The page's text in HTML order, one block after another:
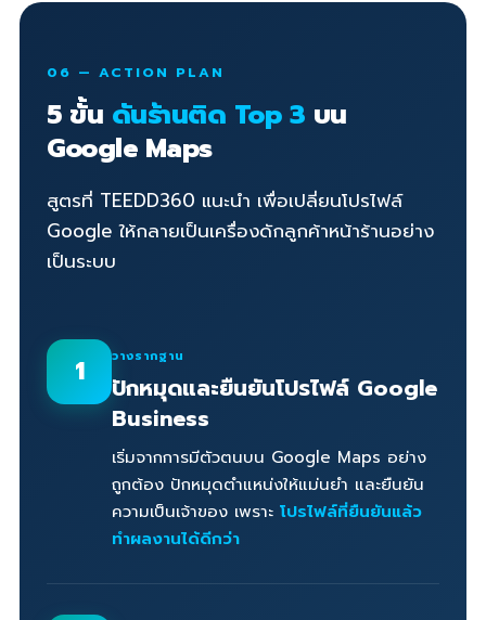
06 — ACTION PLAN
5 ขั้น ดันร้านติด Top 3 บน
Google Maps
สูตรที่ TEEDD360 แนะนำ เพื่อเปลี่ยนโปรไฟล์
Google ให้กลายเป็นเครื่องดักลูกค้าหน้าร้านอย่าง
เป็นระบบ
1 วางรากฐาน
ปักหมุดและยืนยันโปรไฟล์ Google
Business
เริ่มจากการมีตัวตนบน Google Maps อย่าง
ถูกต้อง ปักหมุดตำแหน่งให้แม่นยำ และยืนยัน
ความเป็นเจ้าของ เพราะ โปรไฟล์ที่ยืนยันแล้ว
ทำผลงานได้ดีกว่า